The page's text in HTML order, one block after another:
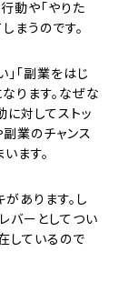
動や「やりた
まうのです。
「副業をはじ
ります。なぜな
に対してストッ
業のチャンス
ます。
あります。し
バーとしてつい
しているので